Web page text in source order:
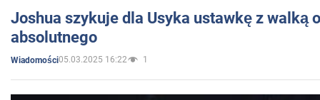
Joshua szykuje dla Usyka ustawkę z walką
absolutnego
Wiadomości05.03.2025 16:22 1